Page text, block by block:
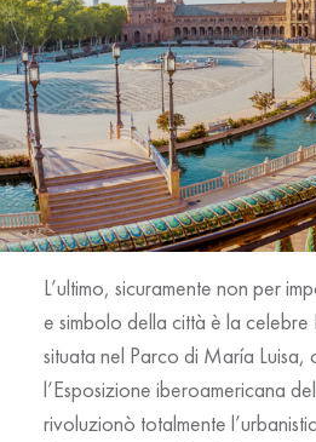
L’ultimo, sicuramente non per
e simbolo della città è la celebre
situata nel Parco di María Luisa,
l’Esposizione iberoamericana
rivoluzionò totalmente